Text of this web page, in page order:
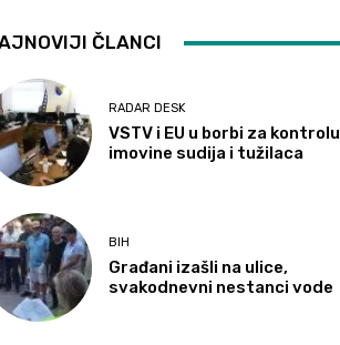
ČLANCI
RADAR DESK
VSTV i EU u borbi za kontrolu
imovine sudija i tužilaca
BIH
Građani izašli na ulice,
svakodnevni nestanci vode